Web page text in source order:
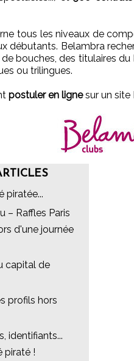
tous les niveaux de
débutants. Belambra
bouches, des titulaires
ou trilingues.
postuler en lignesur un site
piratée...
– Raffles Paris
d'une journée
capital de
profils hors
identifiants...
piraté !